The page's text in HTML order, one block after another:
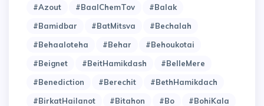
#Azout
#BaalChemTov
#Balak
#Bamidbar
#BatMitsva
#Bechalah
#Behaaloteha
#Behar
#Behoukotai
#Beignet
#BeitHamikdash
#BelleMere
#Benediction
#Berechit
#BethHamikdach
#BirkatHailanot
#Bitahon #Bo
#BohiKala